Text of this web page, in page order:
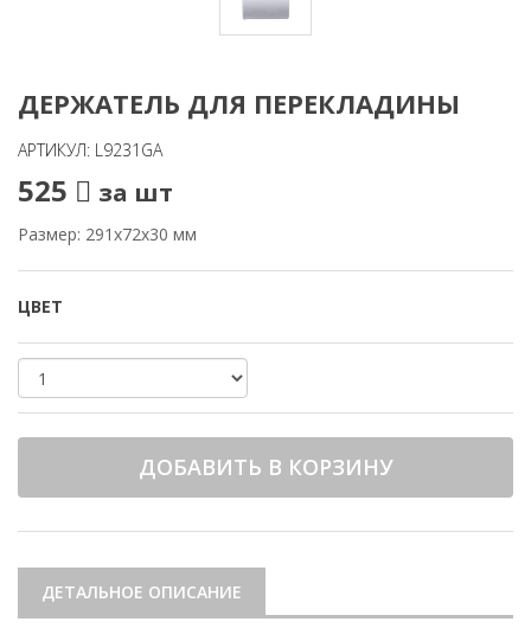
ДЕРЖАТЕЛЬ ДЛЯ ПЕРЕКЛАДИНЫ
АРТИКУЛ: L9231GA
525 за шт
Размер: 291x72x30 мм
ЦВЕТ
ДОБАВИТЬ В КОРЗИНУ
ДЕТАЛЬНОЕ ОПИСАНИЕ